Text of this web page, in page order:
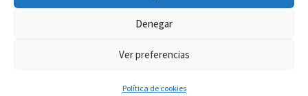
Denegar
Ver preferencias
Política de cookies